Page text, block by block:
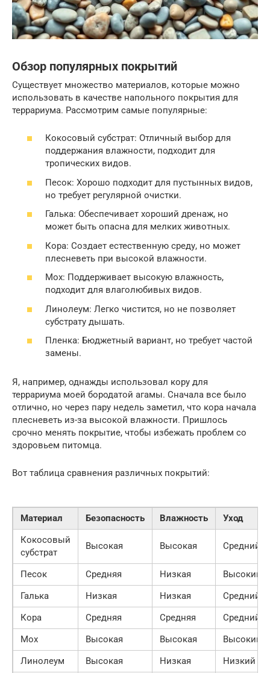
Обзор популярных покрытий
Существует множество материалов, которые можно
использовать в качестве напольного покрытия для
террариума. Рассмотрим самые популярные:
Кокосовый субстрат: Отличный выбор для
поддержания влажности, подходит для
тропических видов.
Песок: Хорошо подходит для пустынных видов,
но требует регулярной очистки.
Галька: Обеспечивает хороший дренаж, но
может быть опасна для мелких животных.
Кора: Создает естественную среду, но может
плесневеть при высокой влажности.
Мох: Поддерживает высокую влажность,
подходит для влаголюбивых видов.
Линолеум: Легко чистится, но не позволяет
субстрату дышать.
Пленка: Бюджетный вариант, но требует частой
замены.
Я, например, однажды использовал кору для
террариума моей бородатой агамы. Сначала все было
отлично, но через пару недель заметил, что кора начала
плесневеть из-за высокой влажности. Пришлось
срочно менять покрытие, чтобы избежать проблем со
здоровьем питомца.
Вот таблица сравнения различных покрытий:
Материал Безопасность Влажность
Уход
Кокосовый
субстрат
Высокая Высокая Средний
Песок Средняя Низкая
Высокий
Галька
Низкая Низкая
Средний
Кора
Средняя Средняя
Средний
Мох
Высокая Высокая
Высокий
Линолеум
Высокая Низкая
Низкий